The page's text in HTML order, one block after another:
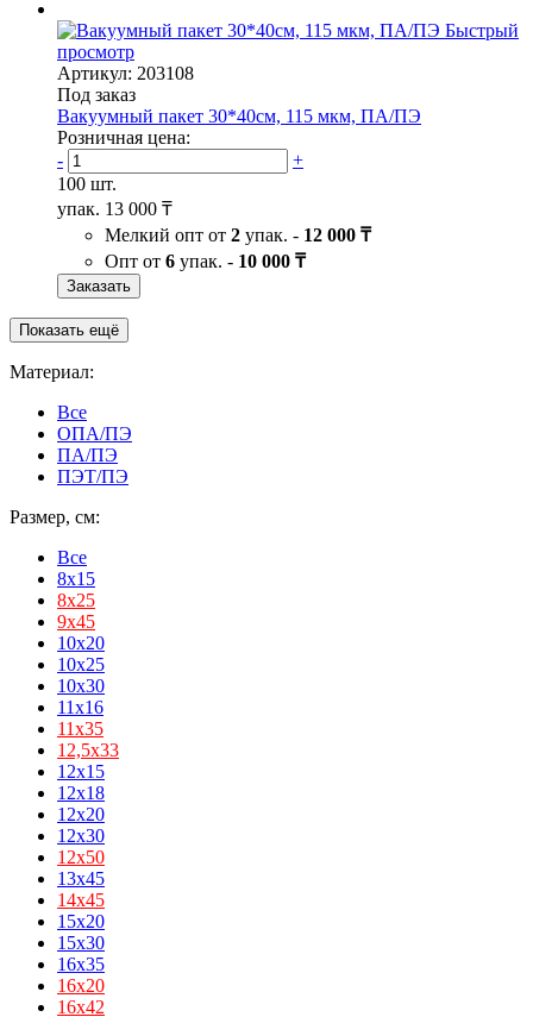
Быстрый
просмотр
Артикул: 203108
Под заказ
Вакуумный пакет 30*40см, 115 мкм, ПА/ПЭ
Розничная цена:
-
+
100 шт.
упак. 13 000 ₸
Мелкий опт от 2 упак. - 12 000 ₸
Опт от 6 упак. - 10 000 ₸
Заказать
Показать ещё
Материал:
Все
ОПА/ПЭ
ПА/ПЭ
ПЭТ/ПЭ
Размер, см:
Все
8x15
8х25
9х45
10x20
10x25
10x30
11x16
11х35
12,5х33
12x15
12x18
12x20
12x30
12х50
13x45
14х45
15x20
15x30
16x35
16х20
16х42